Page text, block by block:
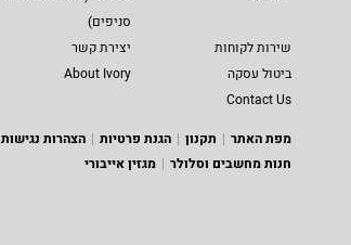
סניפים)
שירות לקוחות
יצירת קשר
ביטול עסקה
About Ivory
Contact Us
מפת האתר
תקנון הגנת פרטיות
הצהרות נגישות
חנות מחשבים וסלולר
מגזין אייבורי